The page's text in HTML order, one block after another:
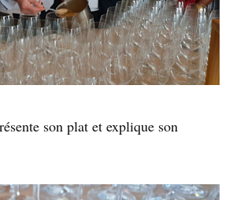
son plat et explique son